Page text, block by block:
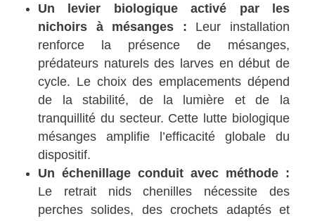
Un levier biologique activé par les
nichoirs à mésanges : Leur installation
renforce la présence de mésanges,
prédateurs naturels des larves en début de
cycle. Le choix des emplacements dépend
de la stabilité, de la lumière et de la
tranquillité du secteur. Cette lutte biologique
mésanges amplifie l’efficacité globale du
dispositif.
Un échenillage conduit avec méthode :
Le retrait nids chenilles nécessite des
perches solides, des crochets adaptés et